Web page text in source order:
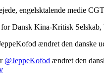
engelsktalende medie
Dansk Kina-Kritisk
ændret den danske
@JeppeKofod ændret den